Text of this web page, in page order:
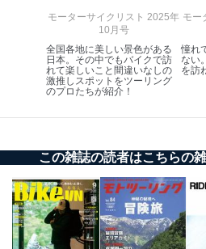
モーターサイクリスト 2025年
10月号
全国各地に美しい景色がある
日本。その中でもバイクで訪
れて楽しいこと間違いなしの
激推しスポットをツーリング
のプロたちが紹介！
モー
憧れ
ない
を訪
この雑誌の読者はこちらの